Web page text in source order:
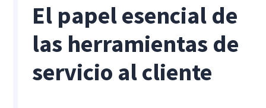
El papel esencial de
las herramientas de
servicio al cliente